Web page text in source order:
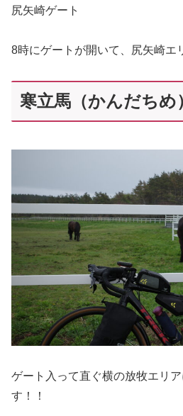
尻矢崎ゲート
8時にゲートが開いて、尻矢崎エ
寒立馬（かんだちめ
ゲート入って直ぐ横の放牧エリ
す！！